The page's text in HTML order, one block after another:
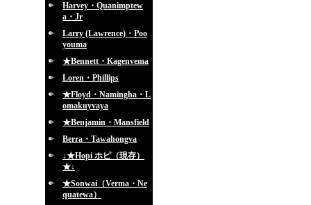
Harvey・Quanimptew
a・Jr
Larry (Lawrence)・Poo
youma
★Bennett・Kagenvema
Loren・Phillips
★Floyd・Namingha・L
omakuyvaya
★Benjamin・Mansfield
Berra・Tawahongva
↓★Hopi ホピ（現存）
★↓
★Sonwai（Verma・Ne
quatewa）